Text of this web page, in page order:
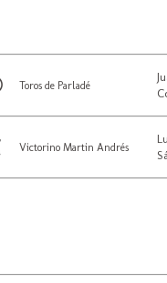
Toros de Parladé
Victorino Martin Andrés